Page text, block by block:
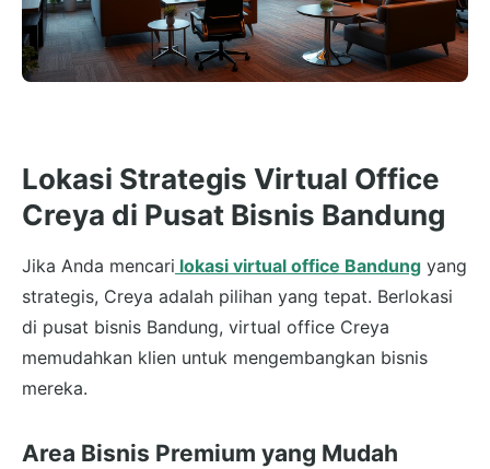
Lokasi Strategis Virtual Office
Creya di Pusat Bisnis Bandung
Jika Anda mencari lokasi virtual office Bandung yang
strategis, Creya adalah pilihan yang tepat. Berlokasi
di pusat bisnis Bandung, virtual office Creya
memudahkan klien untuk mengembangkan bisnis
mereka.
Area Bisnis Premium yang Mudah